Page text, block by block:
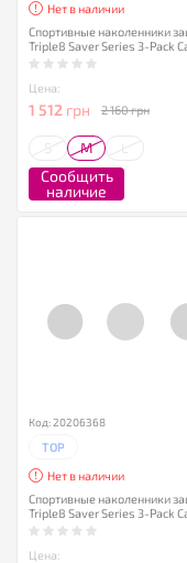
Нет в наличии
Спортивные наколенники
Triple8 Saver Series 3-Pack
Цена:
1 512 грн 2 160 грн
M
Сообщить
наличие
Код: 20206368
TOP
Нет в наличии
Спортивные наколенники
Triple8 Saver Series 3-Pack
Цена: